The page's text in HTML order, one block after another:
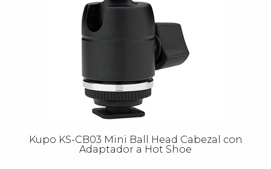
Kupo KS-CB03 Mini Ball Head Cabezal con
Adaptador a Hot Shoe